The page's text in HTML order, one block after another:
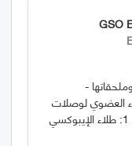
GSO
-
العضوي لوصلات
حديد الدكتايل وملحقاتها - الجزء 1: طلاء الإيبوكسي